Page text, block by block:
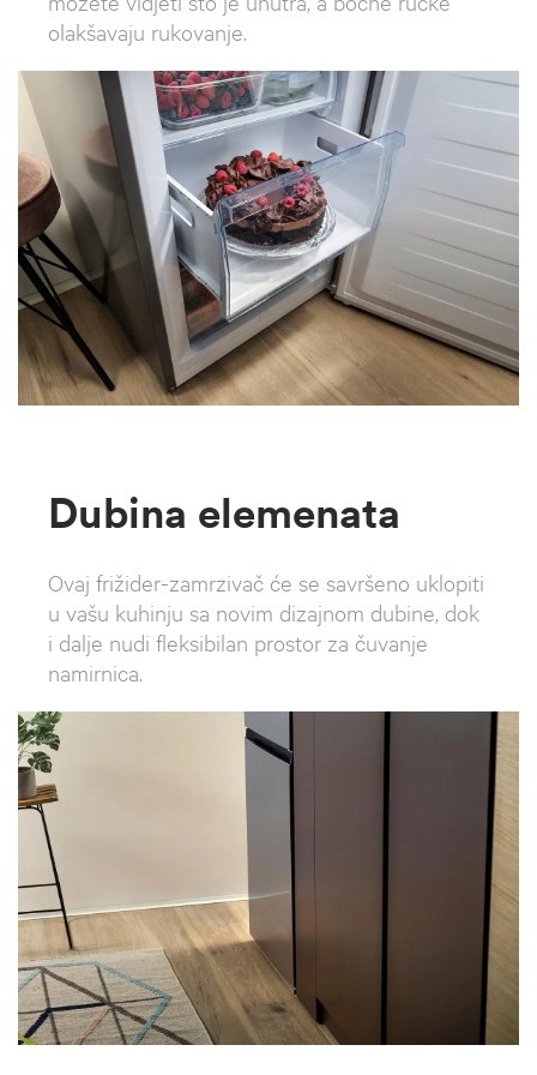
olakšavaju rukovanje.
Dubina elemenata
Ovaj frižider-zamrzivač će se savršeno uklopiti
u vašu kuhinju sa novim dizajnom dubine, dok
i dalje nudi fleksibilan prostor za čuvanje
namirnica.